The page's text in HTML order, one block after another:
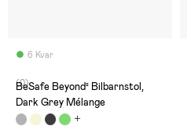
6 Kvar
(0)
BeSafe Beyond² Bilbarnstol,
Dark Grey Mélange